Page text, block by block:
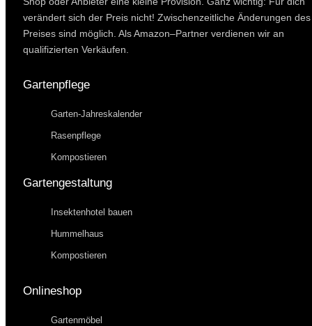
verändert sich der Preis nicht! Zwischenzeitliche Änderungen des
Preises sind möglich. Als Amazon–Partner verdienen wir an
qualifizierten Verkäufen.
Gartenpflege
Garten-Jahreskalender
Rasenpflege
Kompostieren
Gartengestaltung
Insektenhotel bauen
Hummelhaus
Kompostieren
Onlineshop
Gartenmöbel